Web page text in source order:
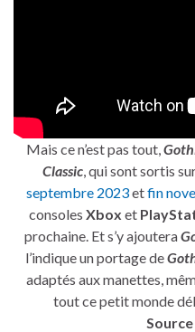
Mais ce n’est pas tout,
Classic, qui sont sortis
septembre 2023etfin
consoles Xbox et
prochaine. Et s’y ajoutera
l’indique un portage de
adaptés aux manettes,
tout ce petit monde
Source